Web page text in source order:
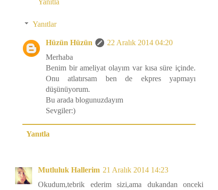
Yanıtla
Yanıtlar
Hüzün Hüzün
22 Aralık 2014 04:20
Merhaba
Benim bir ameliyat olayım var kısa süre içinde.
Onu atlatırsam ben de ekpres yapmayı
düşünüyorum.
Bu arada blogunuzdayım
Sevgiler:)
Yanıtla
Mutluluk Hallerim 21 Aralık 2014 14:23
Okudum,tebrik ederim sizi,ama dukandan onceki